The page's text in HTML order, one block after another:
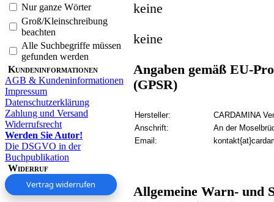
Nur ganze Wörter
Groß/Kleinschreibung
beachten
Alle Suchbegriffe müssen
gefunden werden
Kundeninformationen
AGB & Kundeninformationen
Impressum
Datenschutzerklärung
Zahlung und Versand
Widerrufsrecht
Werden Sie Autor!
Die DSGVO in der
Buchpublikation
Widerruf
Vertrag widerrufen
keine
keine
Angaben gemäß EU-
(GPSR)
Hersteller:
CARDAMINA
Anschrift:
An der
Email:
Allgemeine Warn- und